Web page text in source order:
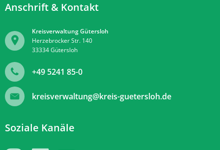
Anschrift & Kontakt
Kreisverwaltung Gütersloh
Herzebrocker Str. 140
33334Gütersloh
+49 5241 85-0
kreisverwaltung@kreis-guetersloh.de
Soziale Kanäle